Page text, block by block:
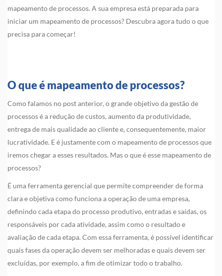
mapeamento de processos. A sua empresa está preparada para
iniciar um mapeamento de processos? Descubra agora tudo o que
precisa para começar!
O que é mapeamento de processos?
Como falamos no post anterior, o grande objetivo da gestão de
processos é a redução de custos, aumento da produtividade,
entrega de mais qualidade ao cliente e, consequentemente, maior
lucratividade. E é justamente com o mapeamento de processos que
iremos chegar a esses resultados. Mas o que é esse mapeamento de
processos?
É uma ferramenta gerencial que permite compreender de forma
clara e objetiva como funciona a operação de uma empresa,
definindo cada etapa do processo produtivo, entradas e saídas, os
responsáveis por cada atividade, assim como o resultado e
avaliação de cada etapa. Com essa ferramenta, é possível identificar
quais fases da operação devem ser melhoradas e quais devem ser
excluídas, por exemplo, a fim de otimizar todo o trabalho.